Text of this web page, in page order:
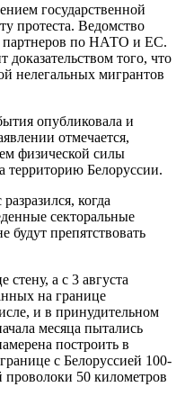
государственной
протеста. Ведомство
партнеров по НАТО и ЕС.
того, что
нелегальных мигрантов
опубликовала и
отмечается,
физической силы
территорию Белоруссии.
когда
секторальные
будут препятствовать
стену, а с 3 августа
на границе
и в принудительном
месяца пытались
построить в
с Белоруссией 100-
проволоки 50 километров